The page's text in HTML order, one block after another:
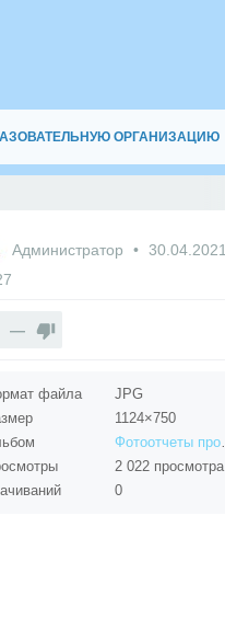
ОРГАНИЗАЦИЮ
Администратор
—
файла
JPG
1124×750
2 022 просмотра
0